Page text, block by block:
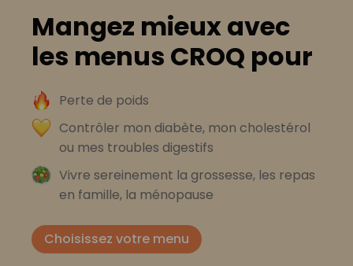
Mangez mieux avec
les menus CROQ pour
Perte de poids
Contrôler mon diabète, mon cholestérol
ou mes troubles digestifs
Vivre sereinement la grossesse, les repas
en famille, la ménopause
Choisissez votre menu